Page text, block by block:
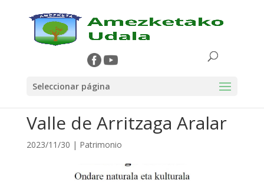
Seleccionar página
Valle de Arritzaga Aralar
2023/11/30 | Patrimonio